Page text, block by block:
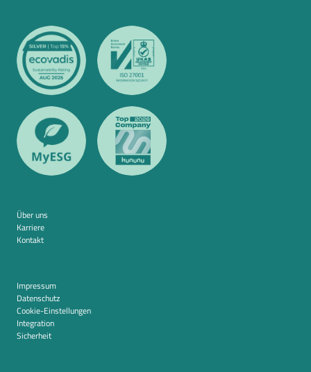
Über uns
Karriere
Kontakt
Impressum
Datenschutz
Cookie-Einstellungen
Integration
Sicherheit